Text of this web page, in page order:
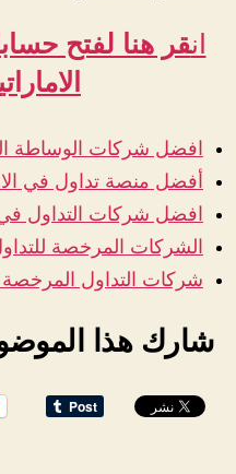
ان
افضل شركات الوساطة
أفضل منصة تداول في
افضل شركات التداول في
الشركات المرخصة للتداول
شركات التداول المرخصة في
شارك هذا